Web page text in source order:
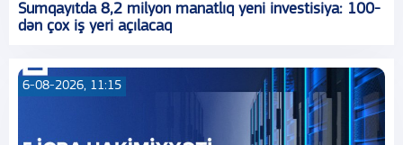
Sumqayıtda 8,2 milyon manatlıq yeni investisiya: 100-
dən çox iş yeri açılacaq
6-08-2026, 11:15